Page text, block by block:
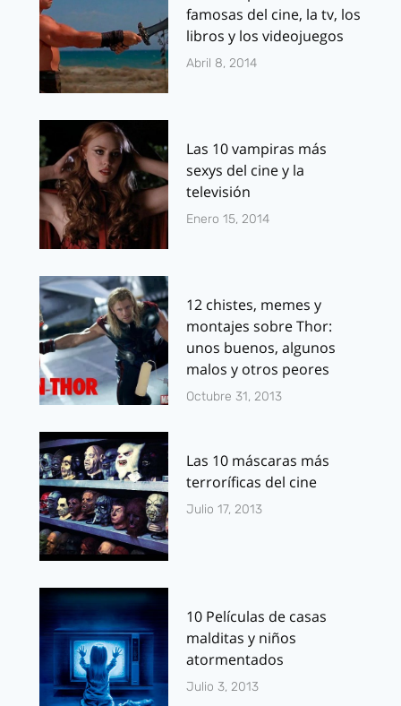
famosas del cine, la tv, los
libros y los videojuegos
Abril 8, 2014
Las 10 vampiras más
sexys del cine y la
televisión
Enero 15, 2014
12 chistes, memes y
montajes sobre Thor:
unos buenos, algunos
malos y otros peores
Octubre 31, 2013
Las 10 máscaras más
terroríficas del cine
Julio 17, 2013
10 Películas de casas
malditas y niños
atormentados
Julio 3, 2013